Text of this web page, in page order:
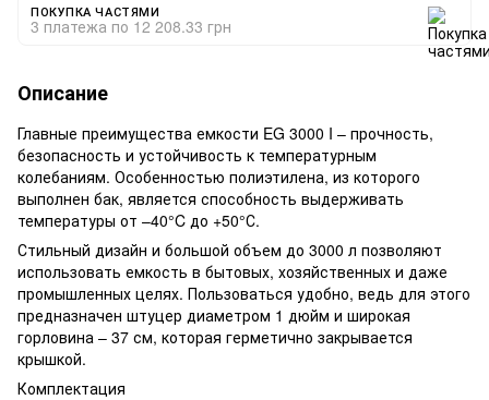
ПОКУПКА ЧАСТЯМИ
3 платежа по 12 208.33 грн
Описание
Главные преимущества емкости EG 3000 I – прочность,
безопасность и устойчивость к температурным
колебаниям. Особенностью полиэтилена, из которого
выполнен бак, является способность выдерживать
температуры от –40°C до +50°С.
Стильный дизайн и большой объем до 3000 л позволяют
использовать емкость в бытовых, хозяйственных и даже
промышленных целях. Пользоваться удобно, ведь для этого
предназначен штуцер диаметром 1 дюйм и широкая
горловина – 37 см, которая герметично закрывается
крышкой.
Комплектация